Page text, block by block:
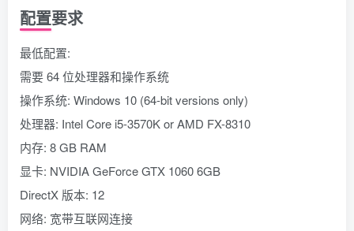
配置要求
最低配置:
需要 64 位处理器和操作系统
操作系统: Windows 10 (64-bit versions only)
处理器: Intel Core i5-3570K or AMD FX-8310
内存: 8 GB RAM
显卡: NVIDIA GeForce GTX 1060 6GB
DirectX 版本: 12
网络: 宽带互联网连接